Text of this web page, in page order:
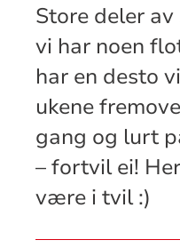
Store deler
vi har noen
har en desto
ukene
gang og lurt
– fortvil ei!
være i tvil :)